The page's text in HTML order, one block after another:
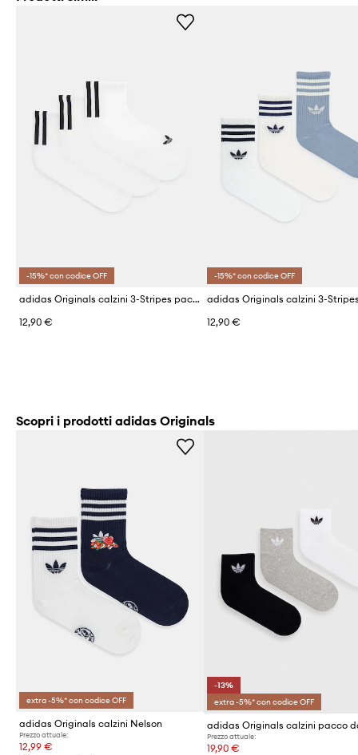
-15%* con codice OFF
adidas Originals calzini 3-Stripes pacco da 3
12,90 €
-15%* con codice OFF
12,90 €
Scopri i prodotti adidas Originals
extra -5%* con codice OFF
adidas Originals calzini Nelson
Prezzo attuale:
12,99 €
-13%
extra -5%* con codice OFF
adidas Originals calzini pacco
Prezzo attuale:
19,90 €